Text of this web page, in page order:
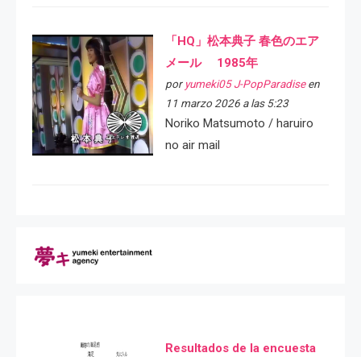
「HQ」松本典子 春色のエア
メール 1985年
por yumeki05 J-PopParadiseen
11 marzo 2026 a las 5:23
Noriko Matsumoto / haruiro
no air mail
Resultados de la encuesta